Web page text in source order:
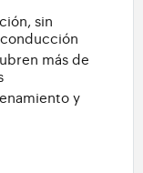
sin
más de
y